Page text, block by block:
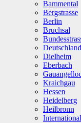
Bammental
Bergstrasse
Berlin
Bruchsal
Deutschland
Dielheim
Eberbach
Kraichgau
Hessen
Heidelberg
Heilbronn
International